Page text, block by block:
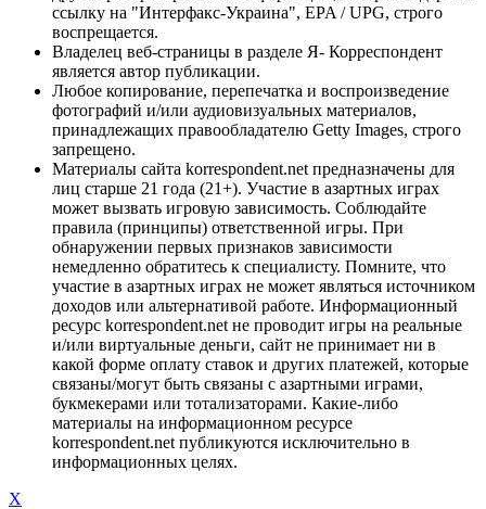
ссылку на "Интерфакс-Украина", EPA / UPG, строго
воспрещается.
Владелец веб-страницы в разделе Я- Корреспондент
является автор публикации.
Любое копирование, перепечатка и воспроизведение
фотографий и/или аудиовизуальных материалов,
принадлежащих правообладателю Getty Images, строго
запрещено.
Материалы сайта korrespondent.net предназначены для
лиц старше 21 года (21+). Участие в азартных играх
может вызвать игровую зависимость. Соблюдайте
правила (принципы) ответственной игры. При
обнаружении первых признаков зависимости
немедленно обратитесь к специалисту. Помните, что
участие в азартных играх не может являться источником
доходов или альтернативой работе. Информационный
ресурс korrespondent.net не проводит игры на реальные
и/или виртуальные деньги, сайт не принимает ни в
какой форме оплату ставок и других платежей, которые
связаны/могут быть связаны с азартными играми,
букмекерами или тотализаторами. Какие-либо
материалы на информационном ресурсе
korrespondent.net публикуются исключительно в
информационных целях.
X